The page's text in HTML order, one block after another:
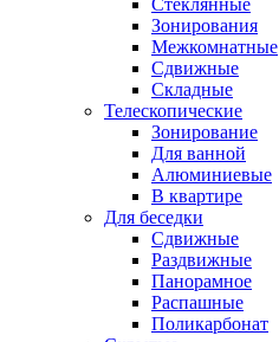
Стеклянные
Зонирования
Межкомнатные
Сдвижные
Складные
Телескопические
Зонирование
Для ванной
Алюминиевые
В квартире
Для беседки
Сдвижные
Раздвижные
Панорамное
Распашные
Поликарбонат